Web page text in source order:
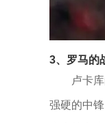
3、罗马的
卢卡
强硬的中